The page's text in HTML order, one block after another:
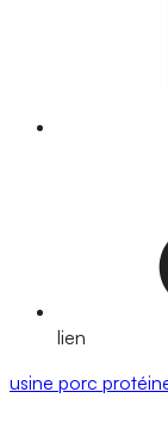
lien
usine porc